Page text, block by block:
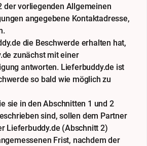
der vorliegenden Allgemeinen
angegebene Kontaktadresse,
die Beschwerde erhalten hat,
zunächst mit einer
antworten. Lieferbuddy.de ist
so bald wie möglich zu
sie in den Abschnitten 1 und 2
sind, sollen dem Partner
Lieferbuddy.de (Abschnitt 2)
Frist, nachdem der